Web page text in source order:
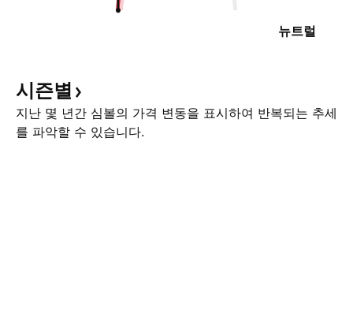
뉴트럴
시즌별
지난 몇 년간 심볼의 가격 변동을 표시하여 반복되는 추세
를 파악할 수 있습니다.